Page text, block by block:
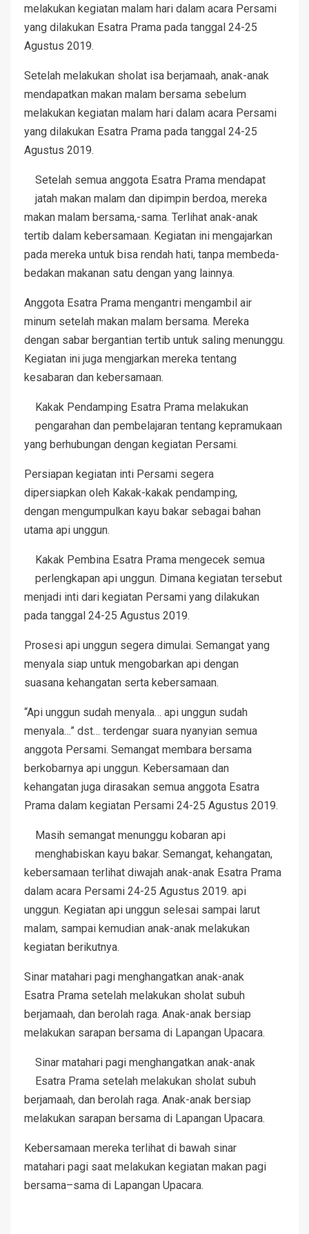
melakukan kegiatan malam hari dalam acara Persami
yang dilakukan Esatra Prama pada tanggal 24-25
Agustus 2019.
Setelah melakukan sholat isa berjamaah, anak-anak
mendapatkan makan malam bersama sebelum
melakukan kegiatan malam hari dalam acara Persami
yang dilakukan Esatra Prama pada tanggal 24-25
Agustus 2019.
Setelah semua anggota Esatra Prama mendapat
jatah makan malam dan dipimpin berdoa, mereka
makan malam bersama,-sama. Terlihat anak-anak
tertib dalam kebersamaan. Kegiatan ini mengajarkan
pada mereka untuk bisa rendah hati, tanpa membeda-
bedakan makanan satu dengan yang lainnya.
Anggota Esatra Prama mengantri mengambil air
minum setelah makan malam bersama. Mereka
dengan sabar bergantian tertib untuk saling menunggu.
Kegiatan ini juga mengjarkan mereka tentang
kesabaran dan kebersamaan.
Kakak Pendamping Esatra Prama melakukan
pengarahan dan pembelajaran tentang kepramukaan
yang berhubungan dengan kegiatan Persami.
Persiapan kegiatan inti Persami segera
dipersiapkan oleh Kakak-kakak pendamping,
dengan mengumpulkan kayu bakar sebagai bahan
utama api unggun.
Kakak Pembina Esatra Prama mengecek semua
perlengkapan api unggun. Dimana kegiatan tersebut
menjadi inti dari kegiatan Persami yang dilakukan
pada tanggal 24-25 Agustus 2019.
Prosesi api unggun segera dimulai. Semangat yang
menyala siap untuk mengobarkan api dengan
suasana kehangatan serta kebersamaan.
“Api unggun sudah menyala… api unggun sudah
menyala…” dst… terdengar suara nyanyian semua
anggota Persami. Semangat membara bersama
berkobarnya api unggun. Kebersamaan dan
kehangatan juga dirasakan semua anggota Esatra
Prama dalam kegiatan Persami 24-25 Agustus 2019.
Masih semangat menunggu kobaran api
menghabiskan kayu bakar. Semangat, kehangatan,
kebersamaan terlihat diwajah anak-anak Esatra Prama
dalam acara Persami 24-25 Agustus 2019. api
unggun. Kegiatan api unggun selesai sampai larut
malam, sampai kemudian anak-anak melakukan
kegiatan berikutnya.
Sinar matahari pagi menghangatkan anak-anak
Esatra Prama setelah melakukan sholat subuh
berjamaah, dan berolah raga. Anak-anak bersiap
melakukan sarapan bersama di Lapangan Upacara.
Sinar matahari pagi menghangatkan anak-anak
Esatra Prama setelah melakukan sholat subuh
berjamaah, dan berolah raga. Anak-anak bersiap
melakukan sarapan bersama di Lapangan Upacara.
Kebersamaan mereka terlihat di bawah sinar
matahari pagi saat melakukan kegiatan makan pagi
bersama–sama di Lapangan Upacara.